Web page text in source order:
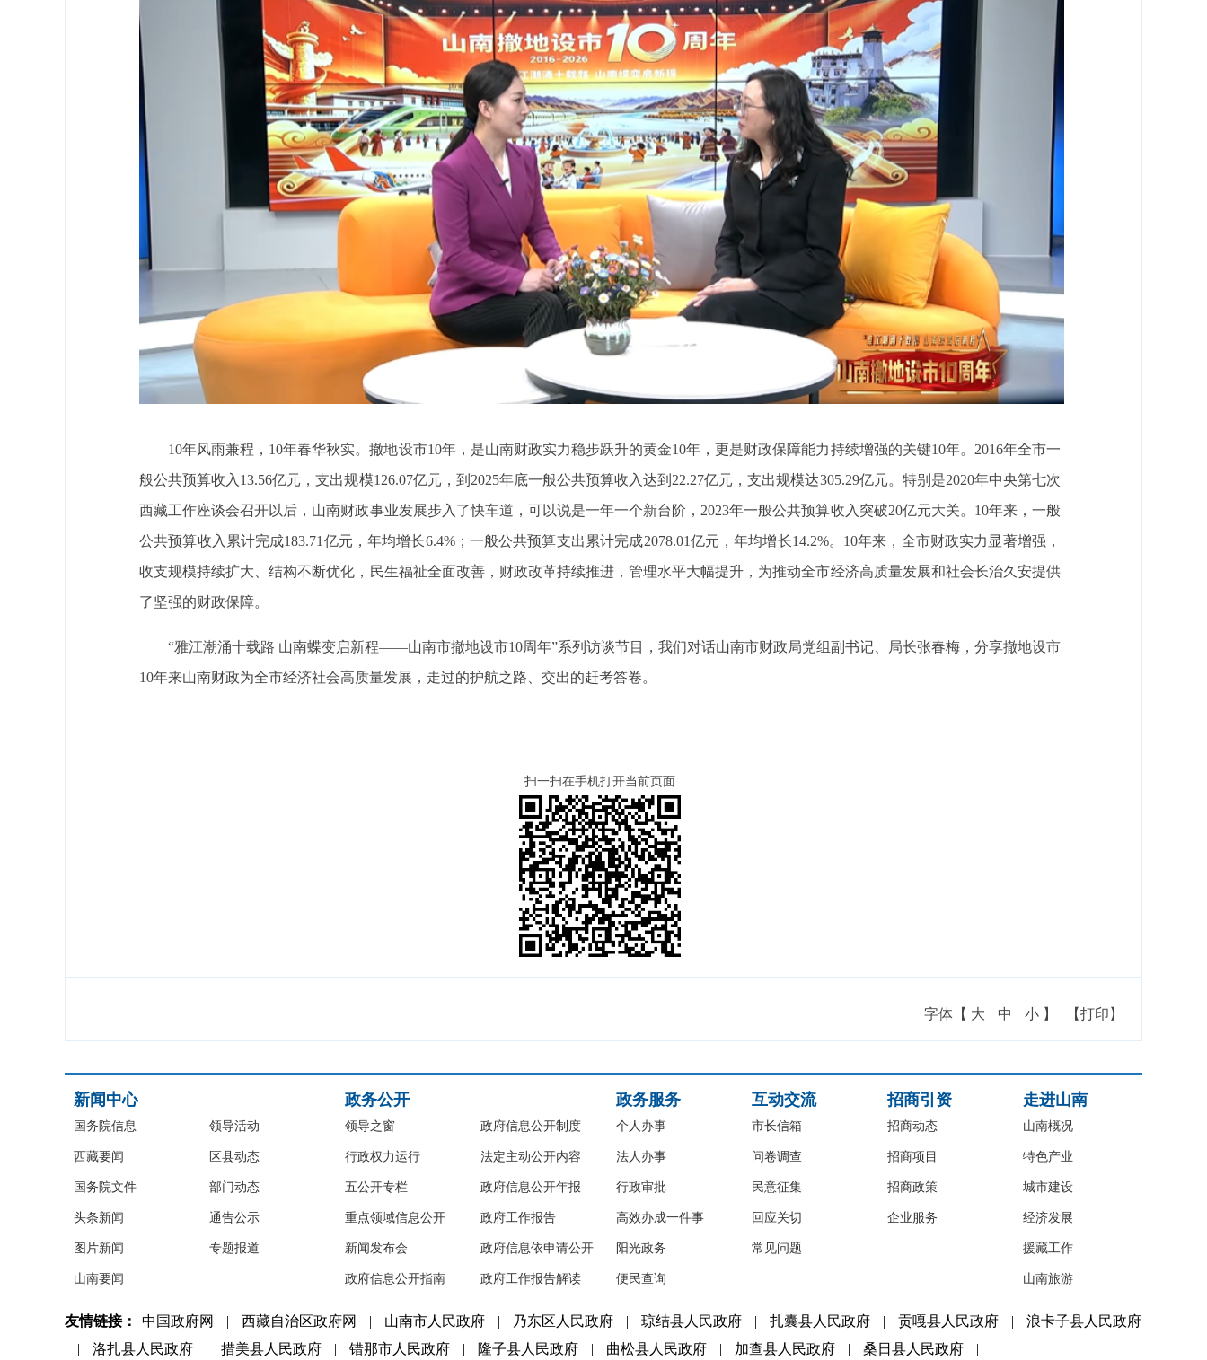
10年风雨兼程，10年春华秋实。撤地设市10年，是山南财政实力稳步跃升的黄金10年，更是财政保障能力持续增强的关键10年。2016年全市一
般公共预算收入13.56亿元，支出规模126.07亿元，到2025年底一般公共预算收入达到22.27亿元，支出规模达305.29亿元。特别是2020年中央第七次
西藏工作座谈会召开以后，山南财政事业发展步入了快车道，可以说是一年一个新台阶，2023年一般公共预算收入突破20亿元大关。10年来，一般
公共预算收入累计完成183.71亿元，年均增长6.4%；一般公共预算支出累计完成2078.01亿元，年均增长14.2%。10年来，全市财政实力显著增强，
收支规模持续扩大、结构不断优化，民生福祉全面改善，财政改革持续推进，管理水平大幅提升，为推动全市经济高质量发展和社会长治久安提供
了坚强的财政保障。
“雅江潮涌十载路 山南蝶变启新程——山南市撤地设市10周年”系列访谈节目，我们对话山南市财政局党组副书记、局长张春梅，分享撤地设市
10年来山南财政为全市经济社会高质量发展，走过的护航之路、交出的赶考答卷。
扫一扫在手机打开当前页面
字体【 大 中 小 】 【打印】
新闻中心
国务院信息
西藏要闻
国务院文件
头条新闻
图片新闻
山南要闻
领导活动
区县动态
部门动态
通告公示
专题报道
政务公开
领导之窗
行政权力运行
五公开专栏
重点领域信息公开
新闻发布会
政府信息公开指南
政府信息公开制度
法定主动公开内容
政府信息公开年报
政府工作报告
政府信息依申请公开
政府工作报告解读
政务服务
个人办事
法人办事
行政审批
高效办成一件事
阳光政务
便民查询
互动交流
市长信箱
问卷调查
民意征集
回应关切
常见问题
招商引资
招商动态
招商项目
招商政策
企业服务
走进山南
山南概况
特色产业
城市建设
经济发展
援藏工作
山南旅游
友情链接： 中国政府网 | 西藏自治区政府网 | 山南市人民政府 | 乃东区人民政府 | 琼结县人民政府 | 扎囊县人民政府 | 贡嘎县人民政府 |
浪卡子县人民政府
|
洛扎县人民政府 | 措美县人民政府 | 错那市人民政府 | 隆子县人民政府 | 曲松县人民政府 | 加查县人民政府 | 桑日县人民政府 |